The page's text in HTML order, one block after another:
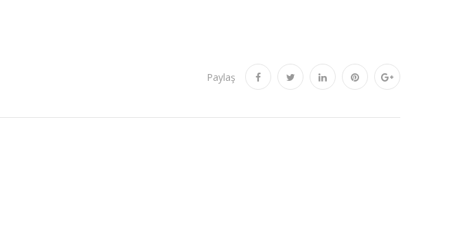
Paylaş